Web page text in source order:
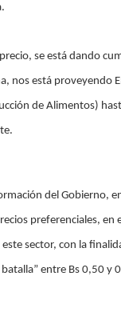
se está dando
nos está proveyendo
de Alimentos)
del Gobierno,
preferenciales, en
sector, con la
entre Bs 0,50 y